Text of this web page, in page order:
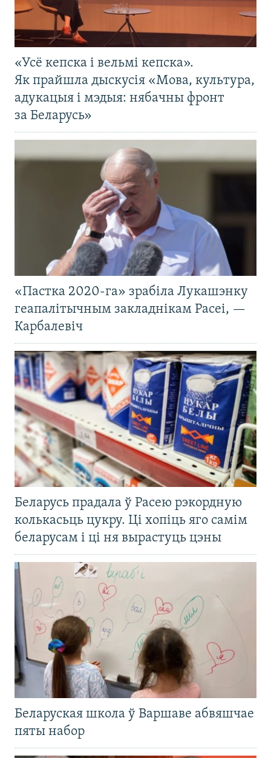
«Усё кепска і вельмі кепска».
Як прайшла дыскусія «Мова, культура,
адукацыя і мэдыя: нябачны фронт
за Беларусь»
«Пастка 2020-га» зрабіла Лукашэнку
геапалітычным закладнікам Расеі, —
Карбалевіч
Беларусь прадала ў Расею рэкордную
колькасьць цукру. Ці хопіць яго самім
беларусам і ці ня вырастуць цэны
Беларуская школа ў Варшаве абвяшчае
пяты набор